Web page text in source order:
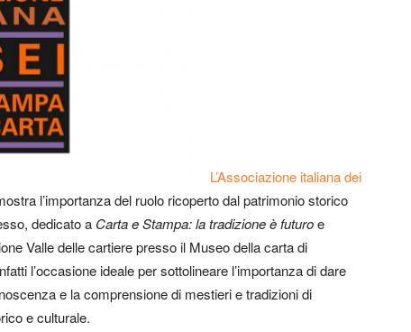
L’Associazione italiana dei
l’importanza del ruolo ricoperto dal patrimonio storico
dedicato a Carta e Stampa: la tradizione è futuroe
Valle delle cartiere presso il Museo della carta di
l’occasione ideale per sottolineare l’importanza di dare
e la comprensione di mestieri e tradizioni di
e culturale.